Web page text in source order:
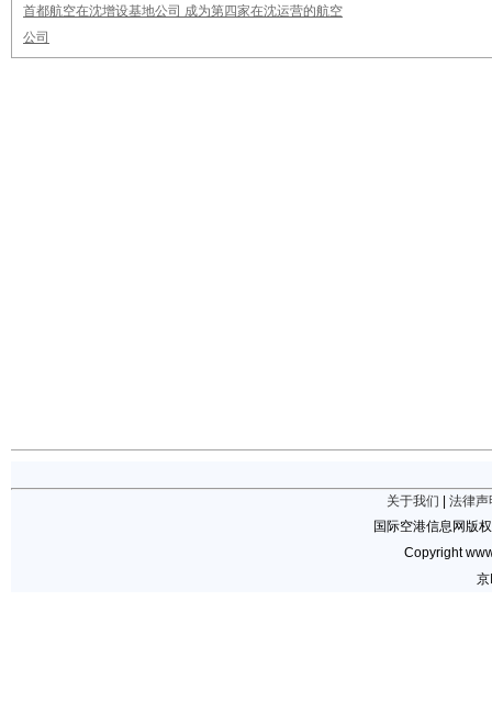
首都航空在沈增设基地公司 成为第四家在沈运营的航空
公司
关于我们
法律声
国际空港信息网版
Copyright